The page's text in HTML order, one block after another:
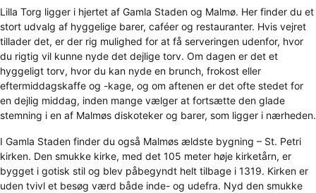
Lilla Torg ligger i hjertet af Gamla Staden og Malmø. Her finder du et
stort udvalg af hyggelige barer, caféer og restauranter. Hvis vejret
tillader det, er der rig mulighed for at få serveringen udenfor, hvor
du rigtig vil kunne nyde det dejlige torv. Om dagen er det et
hyggeligt torv, hvor du kan nyde en brunch, frokost eller
eftermiddagskaffe og -kage, og om aftenen er det ofte stedet for
en dejlig middag, inden mange vælger at fortsætte den glade
stemning i en af Malmøs diskoteker og barer, som ligger i nærheden.
I Gamla Staden finder du også Malmøs ældste bygning – St. Petri
kirken. Den smukke kirke, med det 105 meter høje kirketårn, er
bygget i gotisk stil og blev påbegyndt helt tilbage i 1319. Kirken er
uden tvivl et besøg værd både inde- og udefra. Nyd den smukke